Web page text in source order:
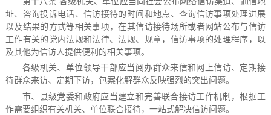
址、咨询投诉电话、信访接待的时间和地点、查询信访事项处理进展
以及结果的方式等相关事项，在其信访接待场所或者网站公布与信访
工作有关的党内法规和法律、法规、规章，信访事项的处理程序，以
及其他为信访人提供便利的相关事项。
各级机关、单位领导干部应当阅办群众来信和网上信访、定期接
待群众来访、定期下访，包案化解群众反映强烈的突出问题。
市、县级党委和政府应当建立和完善联合接访工作机制，根据工
作需要组织有关机关、单位联合接待，一站式解决信访问题。